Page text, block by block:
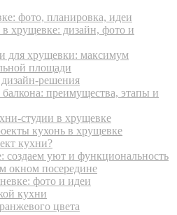
фото, планировка, идеи
хрущевке: дизайн, фото и
для хрущевки: максимум
площади
решения
преимущества, этапы и
студии в хрущевке
кухонь в хрущевке
кухни?
создаем уют и функциональность
окном посередине
фото и идеи
кухни
цвета